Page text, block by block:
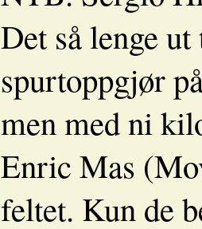
Det så lenge
spurtoppgjør
men med ni
Enric Mas
feltet. Kun de